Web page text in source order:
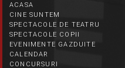
ACASA
CINE SUNTEM
SPECTACOLE DE TEATRU
SPECTACOLE COPII
EVENIMENTE GAZDUITE
CALENDAR
CONCURSURI